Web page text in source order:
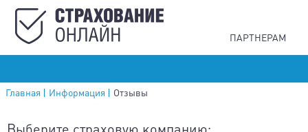
ПАРТНЕРАМ
Главная Информация Отзывы